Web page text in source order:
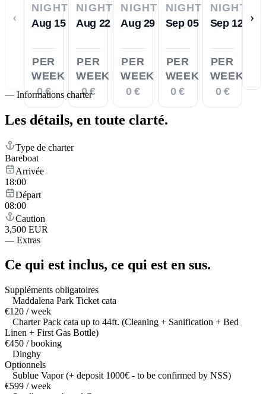
‹
NIGHTS
Aug 15
PER
WEEK
0 €
NIGHTS
Aug 22
PER
WEEK
0 €
NIGHTS
Aug 29
PER
WEEK
0 €
NIGHTS
Sep 05
PER
WEEK
0 €
NIGHTS
Sep 12
PER
WEEK
0 €
›
— Informations charter
Les détails, en toute clarté.
Type de charter
Bareboat
Arrivée
18:00
Départ
08:00
Caution
3,500 EUR
— Extras
Ce qui est inclus, ce qui est en sus.
Suppléments obligatoires
Maddalena Park Ticket cata
€120 / week
Charter Pack cata up to 44ft. (Cleaning + Sanification + Bed
Linen + First Gas Bottle)
€450 / booking
Dinghy
Optionnels
Sublue Vapor (+ deposit 1000€ - to be confirmed by NSS)
€599 / week